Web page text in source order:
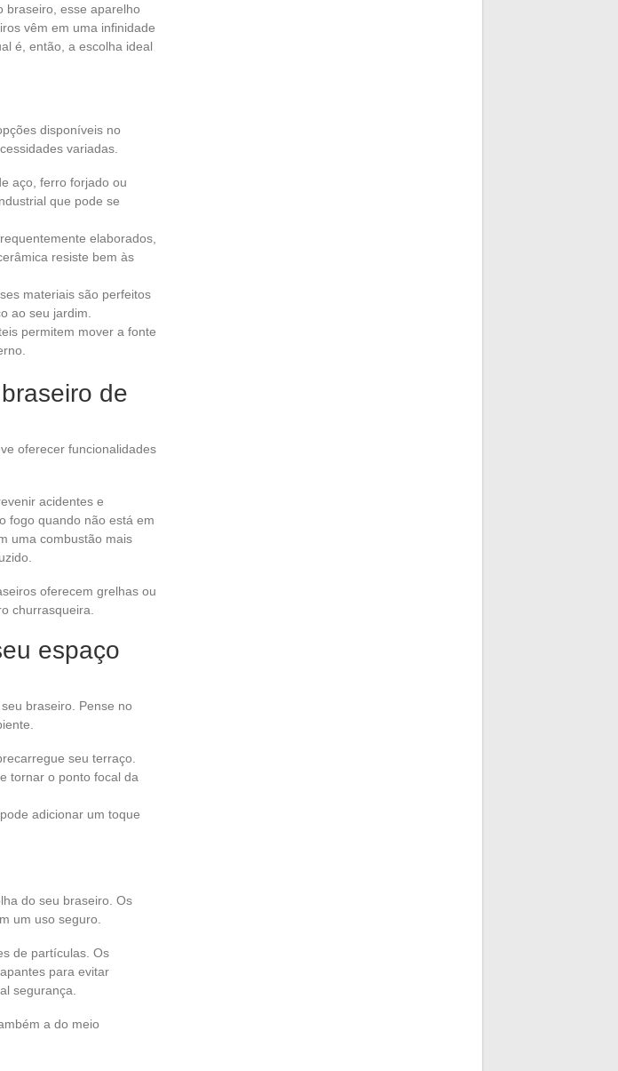
braseiro, esse aparelho
vêm em uma infinidade
é, então, a escolha ideal
disponíveis no
variadas.
aço, ferro forjado ou
que pode se
elaborados,
resiste bem às
materiais são perfeitos
ao seu jardim.
permitem mover a fonte
de
oferecer funcionalidades
acidentes e
fogo quando não está em
uma combustão mais
oferecem grelhas ou
churrasqueira.
espaço
braseiro. Pense no
seu terraço.
tornar o ponto focal da
adicionar um toque
do seu braseiro. Os
um uso seguro.
de partículas. Os
para evitar
segurança.
a do meio